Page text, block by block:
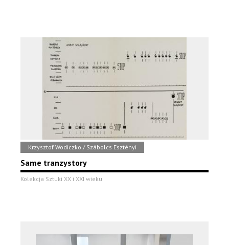
Krzysztof Wodiczko / Szábolcs Esztényi
Same tranzystory
Kolekcja Sztuki XX i XXI wieku